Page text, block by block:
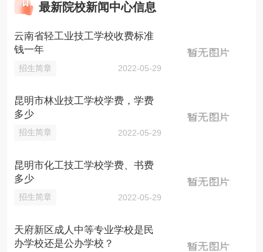
最新院校新闻中心信息
云南省轻工业技工学校收费标准
钱一年
招生简章 2022-05-29
昆明市林业技工学校学费，学费
多少
招生简章 2022-05-29
昆明市化工技工学校学费、书费
多少
招生简章 2022-05-29
天府新区成人中等专业学校是民
办学校还是公办学校？